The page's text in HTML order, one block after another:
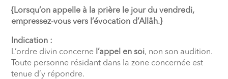
{Lorsqu’on appelle à la prière le jour du vendredi,
empressez-vous vers l’évocation d’Allâh.}
Indication :
L’ordre divin concerne l’appel en soi, non son audition.
Toute personne résidant dans la zone concernée est
tenue d’y répondre.